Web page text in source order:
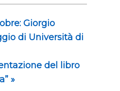
Giorgio
di Università di
del libro
»